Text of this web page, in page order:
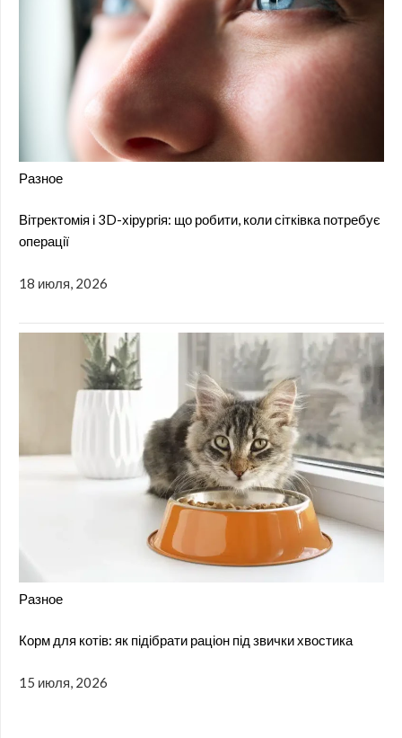
Разное
Вітректомія і 3D-хірургія: що робити, коли сітківка потребує
операції
18 июля, 2026
Разное
Корм для котів: як підібрати раціон під звички хвостика
15 июля, 2026